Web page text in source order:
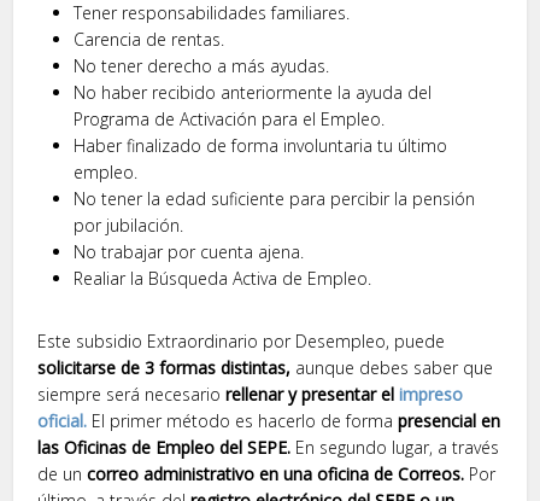
Tener responsabilidades familiares.
Carencia de rentas.
No tener derecho a más ayudas.
No haber recibido anteriormente la ayuda del
Programa de Activación para el Empleo.
Haber finalizado de forma involuntaria tu último
empleo.
No tener la edad suficiente para percibir la pensión
por jubilación.
No trabajar por cuenta ajena.
Realiar la Búsqueda Activa de Empleo.
Este subsidio Extraordinario por Desempleo, puede
solicitarse de 3 formas distintas, aunque debes saber que
siempre será necesariorellenar y presentar elimpreso
oficial. El primer método es hacerlo de formapresencial en
las Oficinas de Empleo del SEPE. En segundo lugar, a través
de uncorreo administrativo en una oficina de Correos. Por